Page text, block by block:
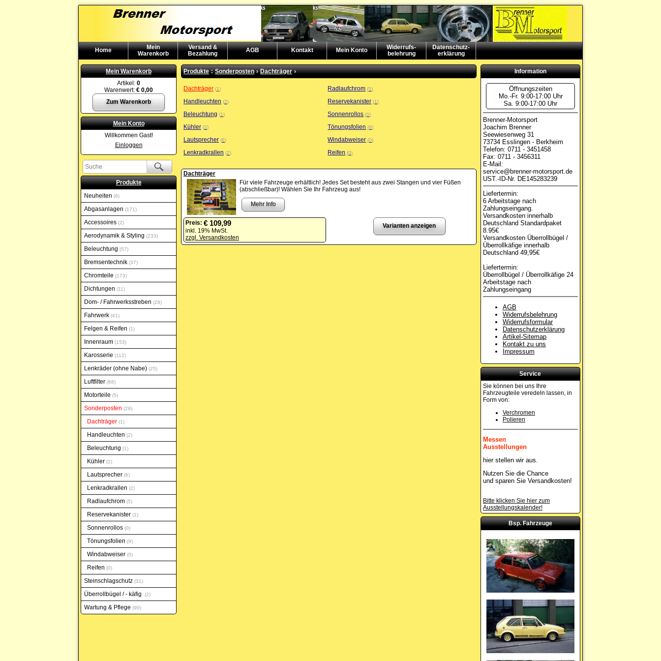
Home
Mein
Warenkorb
Versand &
Bezahlung
AGB Kontakt Mein Konto
Widerrufs-
belehrung
Datenschutz-
erklärung
Mein Warenkorb
Artikel: 0
Warenwert: € 0,00
Zum Warenkorb
Mein Konto
Willkommen Gast!
Einloggen
Produkte
Neuheiten
6
Abgasanlagen 171
Accessoires 2
Aerodynamik & Styling 233
Beleuchtung 57
Bremsentechnik 37
Chromteile 173
Dichtungen 11
Dom- / Fahrwerksstreben 28
Fahrwerk 41
Felgen & Reifen 1
Innenraum 153
Karosserie 112
Lenkräder (ohne Nabe) 25
Luftfilter 68
Motorteile 5
Sonderposten 29
Dachträger 1
Handleuchten 2
Beleuchtung 1
Kühler 2
Lautsprecher 6
Lenkradkrallen 2
Radlaufchrom 5
Reservekanister 1
Sonnenrollos 0
Tönungsfolien 9
Windabweiser 0
Reifen 0
Steinschlagschutz 31
Überrollbügel / - käfig 2
Wartung & Pflege 90
Produkte : Sonderposten › Dachträger ›
Dachträger 1
Handleuchten 2
Beleuchtung 1
Kühler 2
Lautsprecher 6
Lenkradkrallen 2
Radlaufchrom 5
Reservekanister 1
Sonnenrollos 0
Tönungsfolien 9
Windabweiser 0
Reifen 0
Dachträger
Für viele Fahrzeuge erhältlich! Jedes Set besteht aus zwei Stangen und vier Füßen
(abschließbar)! Wählen Sie Ihr Fahrzeug aus!
Mehr Info
Preis: € 109,99
inkl. 19% MwSt.
zzgl. Versandkosten
Varianten anzeigen
Information
Öffnungszeiten
Mo.-Fr. 9:00-17:00 Uhr
Sa. 9:00-17:00 Uhr
Brenner-Motorsport
Joachim Brenner
Seewiesenweg 31
73734 Esslingen - Berkheim
Telefon: 0711 - 3451458
Fax: 0711 - 3456311
E-Mail:
service@brenner-motorsport.de
UST.-ID-Nr. DE145283239
Liefertermin:
6 Arbeitstage nach
Zahlungseingang.
Versandkosten innerhalb
Deutschland Standardpaket
8.95€
Versandkosten Überrollbügel /
Überrollkäfige innerhalb
Deutschland 49,95€
Liefertermin:
Überrollbügel / Überrollkäfige 24
Arbeitstage nach
Zahlungseingang
AGB
Widerrufsbelehrung
Widerrufsformular
Datenschutzerklärung
Artikel-Sitemap
Kontakt zu uns
Impressum
Service
Sie können bei uns Ihre
Fahrzeugteile veredeln lassen, in
Form von:
Verchromen
Polieren
Messen
Ausstellungen
hier stellen wir aus.
Nutzen Sie die Chance
und sparen Sie Versandkosten!
Bitte klicken Sie hier zum
Ausstellungskalender!
Bsp. Fahrzeuge